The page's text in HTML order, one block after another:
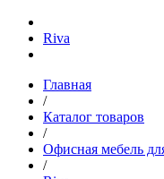
Riva
Главная
/
Каталог товаров
/
Офисная мебель
/